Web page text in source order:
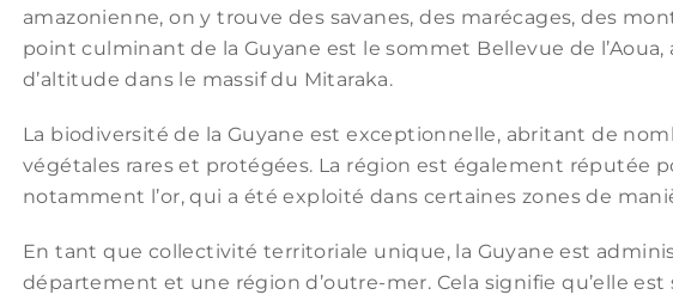
amazonienne, on y trouve des savanes, des marécages, des
point culminant de la Guyane est le sommet Bellevue de
d’altitude dans le massif du Mitaraka.
La biodiversité de la Guyane est exceptionnelle, abritant de
végétales rares et protégées. La région est également réputée
notamment l’or, qui a été exploité dans certaines zones de
En tant que collectivité territoriale unique, la Guyane est
département et une région d’outre-mer. Cela signifie qu’elle